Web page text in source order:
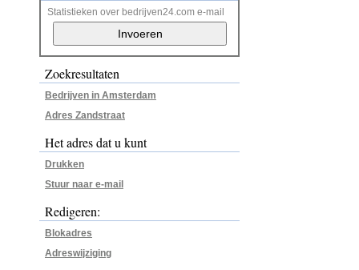
Statistieken over bedrijven24.com e-mail
Zoekresultaten
Bedrijven in Amsterdam
Adres Zandstraat
Het adres dat u kunt
Drukken
Stuur naar e-mail
Redigeren:
Blokadres
Adreswijziging